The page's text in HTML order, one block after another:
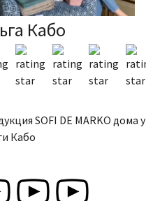
Кабо
SOFI DE MARKO дома у
Кабо